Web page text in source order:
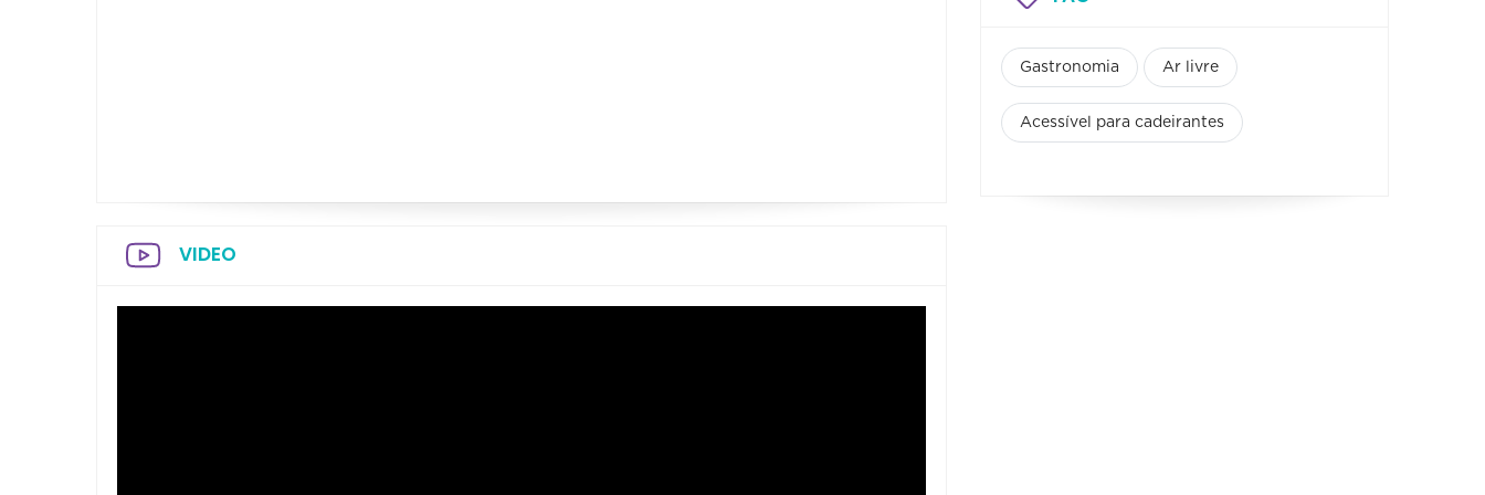
VIDEO
Gastronomia Ar livre
Acessível para cadeirantes